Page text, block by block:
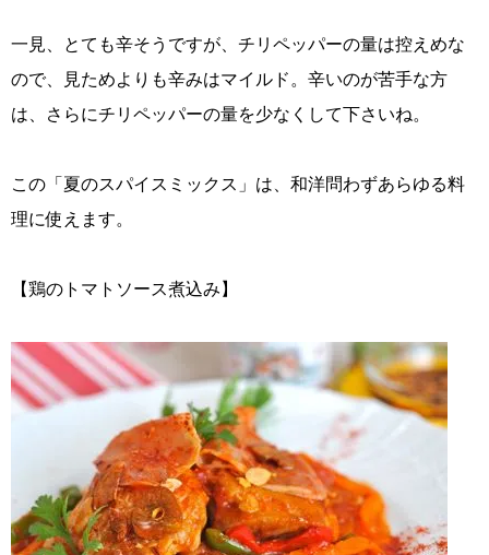
一見、とても辛そうですが、チリペッパーの量は控えめな
ので、見ためよりも辛みはマイルド。辛いのが苦手な方
は、さらにチリペッパーの量を少なくして下さいね。
この「夏のスパイスミックス」は、和洋問わずあらゆる料
理に使えます。
【鶏のトマトソース煮込み】